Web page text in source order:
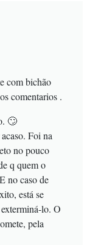
com bichão
comentarios .
🙄
Foi na
no pouco
q quem o
no caso de
está se
lo. O
pela